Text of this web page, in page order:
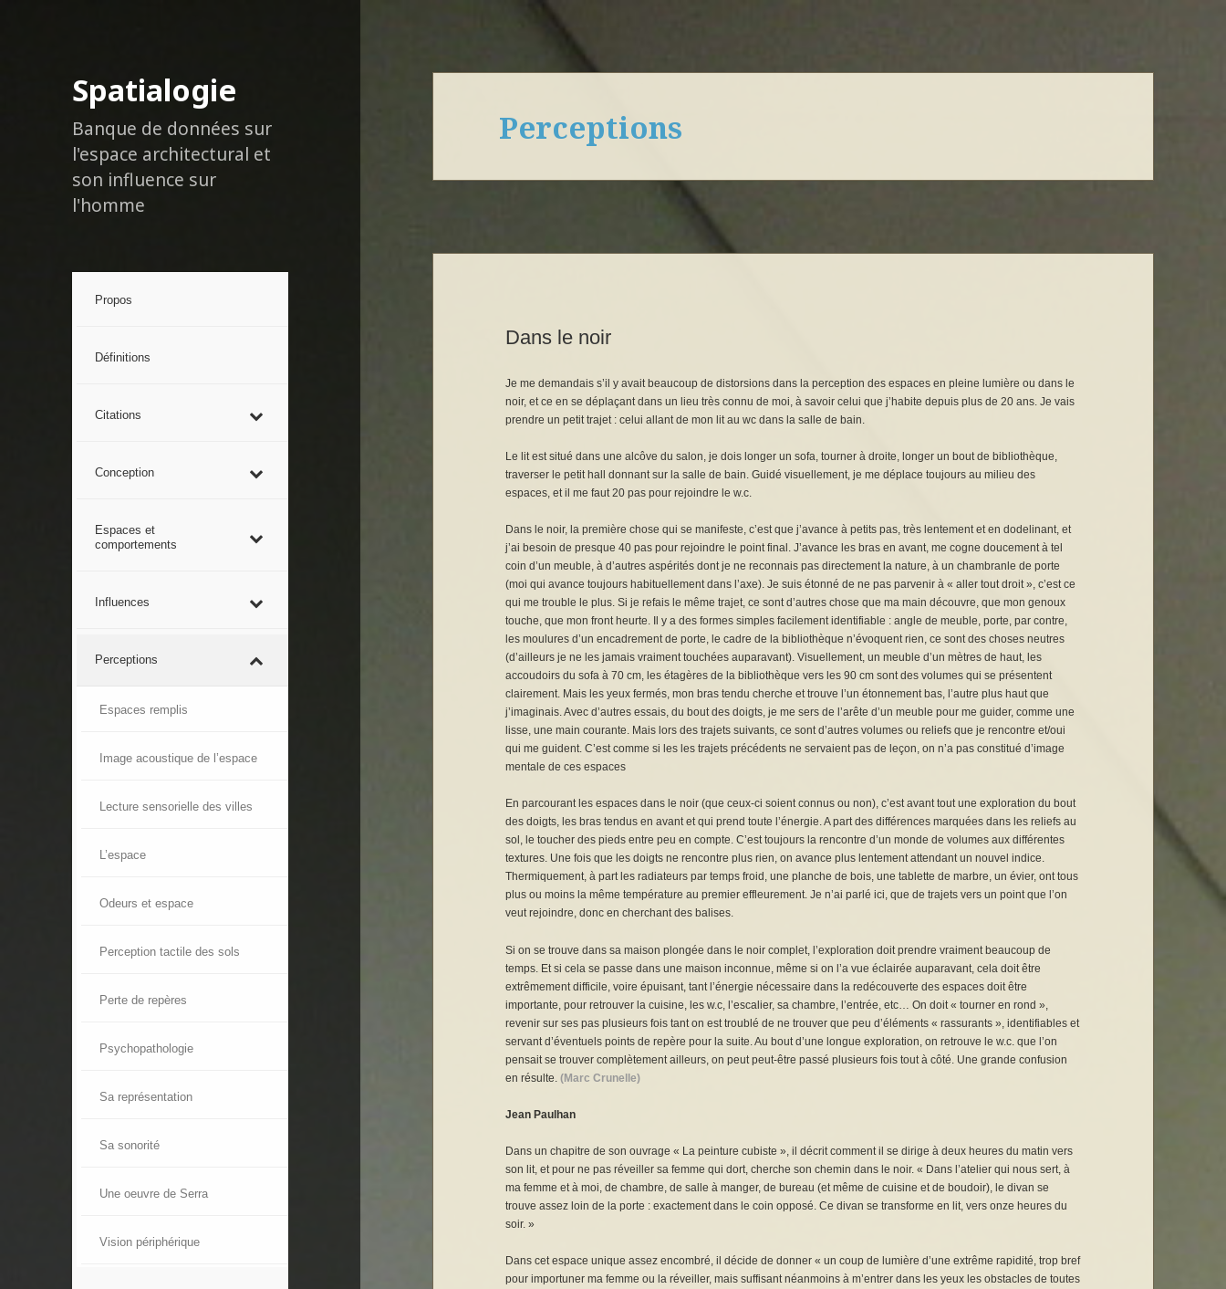
Spatialogie
Banque de données sur
l'espace architectural et
son influence sur
l'homme
Propos
Définitions
Citations
Conception
Espaces et
comportements
Influences
Perceptions
Espaces remplis
Image acoustique de l’espace
Lecture sensorielle des villes
L’espace
Odeurs et espace
Perception tactile des sols
Perte de repères
Psychopathologie
Sa représentation
Sa sonorité
Une oeuvre de Serra
Vision périphérique
Perceptions
Dans le noir
Je me demandais s’il y avait beaucoup de distorsions dans la perception des espaces en pleine lumière ou dans le
noir, et ce en se déplaçant dans un lieu très connu de moi, à savoir celui que j’habite depuis plus de 20 ans. Je vais
prendre un petit trajet : celui allant de mon lit au wc dans la salle de bain.
Le lit est situé dans une alcôve du salon, je dois longer un sofa, tourner à droite, longer un bout de bibliothèque,
traverser le petit hall donnant sur la salle de bain. Guidé visuellement, je me déplace toujours au milieu des
espaces, et il me faut 20 pas pour rejoindre le w.c.
Dans le noir, la première chose qui se manifeste, c’est que j’avance à petits pas, très lentement et en dodelinant, et
j’ai besoin de presque 40 pas pour rejoindre le point final. J’avance les bras en avant, me cogne doucement à tel
coin d’un meuble, à d’autres aspérités dont je ne reconnais pas directement la nature, à un chambranle de porte
(moi qui avance toujours habituellement dans l’axe). Je suis étonné de ne pas parvenir à « aller tout droit », c’est ce
qui me trouble le plus. Si je refais le même trajet, ce sont d’autres chose que ma main découvre, que mon genoux
touche, que mon front heurte. Il y a des formes simples facilement identifiable : angle de meuble, porte, par contre,
les moulures d’un encadrement de porte, le cadre de la bibliothèque n’évoquent rien, ce sont des choses neutres
(d’ailleurs je ne les jamais vraiment touchées auparavant). Visuellement, un meuble d’un mètres de haut, les
accoudoirs du sofa à 70 cm, les étagères de la bibliothèque vers les 90 cm sont des volumes qui se présentent
clairement. Mais les yeux fermés, mon bras tendu cherche et trouve l’un étonnement bas, l’autre plus haut que
j’imaginais. Avec d’autres essais, du bout des doigts, je me sers de l’arête d’un meuble pour me guider, comme une
lisse, une main courante. Mais lors des trajets suivants, ce sont d’autres volumes ou reliefs que je rencontre et/oui
qui me guident. C’est comme si les les trajets précédents ne servaient pas de leçon, on n’a pas constitué d’image
mentale de ces espaces
En parcourant les espaces dans le noir (que ceux-ci soient connus ou non), c’est avant tout une exploration du bout
des doigts, les bras tendus en avant et qui prend toute l’énergie. A part des différences marquées dans les reliefs au
sol, le toucher des pieds entre peu en compte. C’est toujours la rencontre d’un monde de volumes aux différentes
textures. Une fois que les doigts ne rencontre plus rien, on avance plus lentement attendant un nouvel indice.
Thermiquement, à part les radiateurs par temps froid, une planche de bois, une tablette de marbre, un évier, ont tous
plus ou moins la même température au premier effleurement. Je n’ai parlé ici, que de trajets vers un point que l’on
veut rejoindre, donc en cherchant des balises.
Si on se trouve dans sa maison plongée dans le noir complet, l’exploration doit prendre vraiment beaucoup de
temps. Et si cela se passe dans une maison inconnue, même si on l’a vue éclairée auparavant, cela doit être
extrêmement difficile, voire épuisant, tant l’énergie nécessaire dans la redécouverte des espaces doit être
importante, pour retrouver la cuisine, les w.c, l’escalier, sa chambre, l’entrée, etc… On doit « tourner en rond »,
revenir sur ses pas plusieurs fois tant on est troublé de ne trouver que peu d’éléments « rassurants », identifiables et
servant d’éventuels points de repère pour la suite. Au bout d’une longue exploration, on retrouve le w.c. que l’on
pensait se trouver complètement ailleurs, on peut peut-être passé plusieurs fois tout à côté. Une grande confusion
en résulte.(Marc Crunelle)
Jean Paulhan
Dans un chapitre de son ouvrage « La peinture cubiste », il décrit comment il se dirige à deux heures du matin vers
son lit, et pour ne pas réveiller sa femme qui dort, cherche son chemin dans le noir. « Dans l’atelier qui nous sert, à
ma femme et à moi, de chambre, de salle à manger, de bureau (et même de cuisine et de boudoir), le divan se
trouve assez loin de la porte : exactement dans le coin opposé. Ce divan se transforme en lit, vers onze heures du
soir. »
Dans cet espace unique assez encombré, il décide de donner « un coup de lumière d’une extrême rapidité, trop bref
pour importuner ma femme ou la réveiller, mais suffisant néanmoins à m’entrer dans les yeux les obstacles de toutes